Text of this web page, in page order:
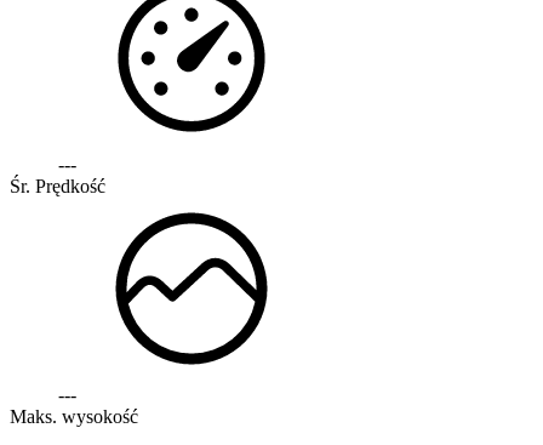
---
Śr. Prędkość
---
Maks. wysokość